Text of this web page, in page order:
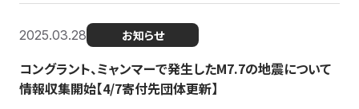
2025.03.28 お知らせ
コングラント、ミャンマーで発生したM7.7の地震について
情報収集開始【4/7寄付先団体更新】